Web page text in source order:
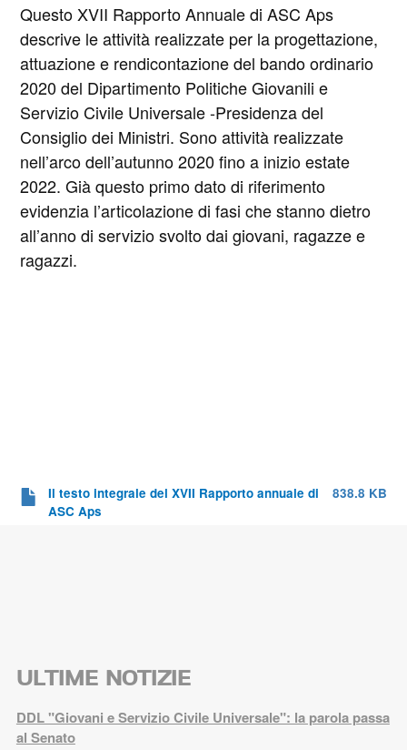
Questo XVII Rapporto Annuale di ASC Aps
descrive le attività realizzate per la progettazione,
attuazione e rendicontazione del bando ordinario
2020 del Dipartimento Politiche Giovanili e
Servizio Civile Universale -Presidenza del
Consiglio dei Ministri. Sono attività realizzate
nell’arco dell’autunno 2020 fino a inizio estate
2022. Già questo primo dato di riferimento
evidenzia l’articolazione di fasi che stanno dietro
all’anno di servizio svolto dai giovani, ragazze e
ragazzi.
Il testo integrale del XVII Rapporto annuale di
ASC Aps
838.8 KB
ULTIME NOTIZIE
DDL "Giovani e Servizio Civile Universale": la parola passa
al Senato